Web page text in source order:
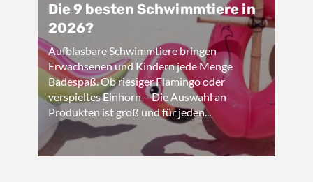
Die 9 besten Schwimmtiere in
2026?
Aufblasbare Schwimmtiere bringen
Erwachsenen und Kindern jede Menge
Badespaß. Ob riesiger Flamingo oder
verspieltes Einhorn – Die Auswahl an
Produkten ist groß und für jeden...